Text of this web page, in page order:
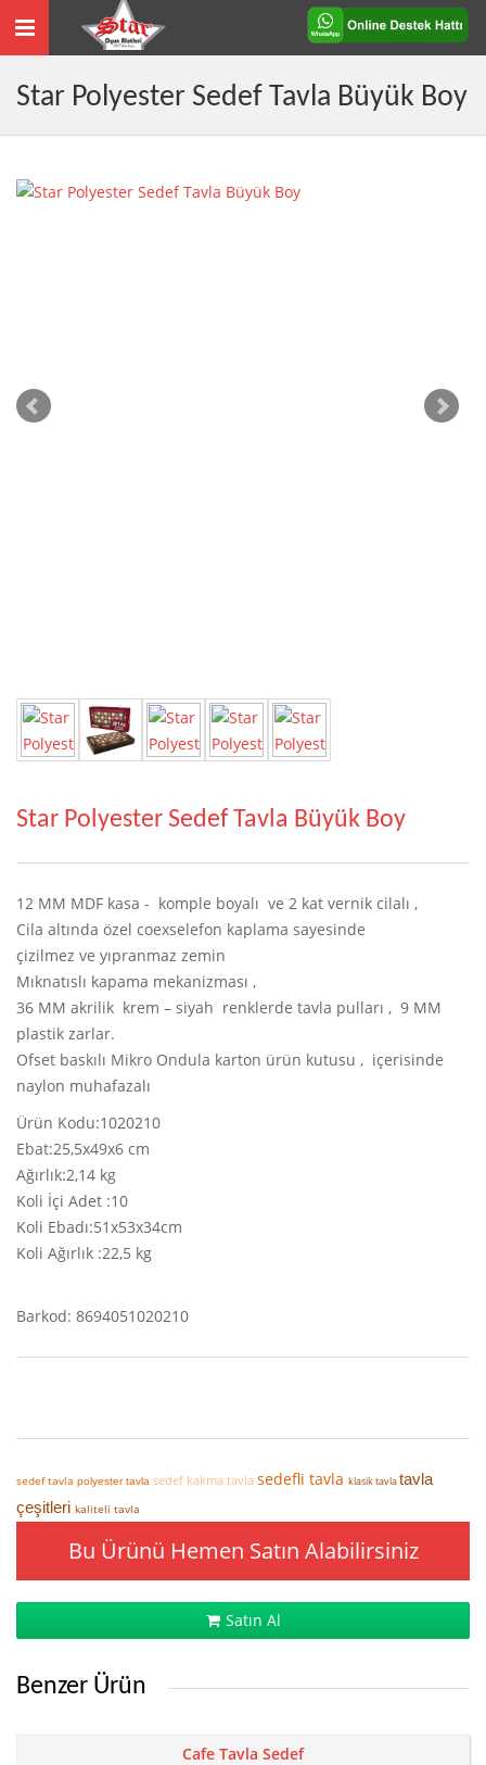
Toggle
navigation
Star Polyester Sedef Tavla Büyük Boy
Star Polyester Sedef Tavla Büyük Boy
12 MM MDF kasa - komple boyalı ve 2 kat vernik cilalı ,
Cila altında özel coexselefon kaplama sayesinde
çizilmez ve yıpranmaz zemin
Mıknatıslı kapama mekanizması ,
36 MM akrilik krem – siyah renklerde tavla pulları , 9 MM
plastik zarlar.
Ofset baskılı Mikro Ondula karton ürün kutusu , içerisinde
naylon muhafazalı
Ürün Kodu:1020210
Ebat:25,5x49x6 cm
Ağırlık:2,14 kg
Koli İçi Adet :10
Koli Ebadı:51x53x34cm
Koli Ağırlık :22,5 kg
Barkod: 8694051020210
sedef tavla polyester tavla sedef kakma tavla sedefli tavla klasik tavlatavla
çeşitleri kaliteli tavla
Bu Ürünü Hemen Satın Alabilirsiniz
Satın Al
Benzer Ürün
Cafe Tavla Sedef